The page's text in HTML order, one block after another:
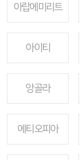
아랍에미리트
아이티
앙골라
에티오피아